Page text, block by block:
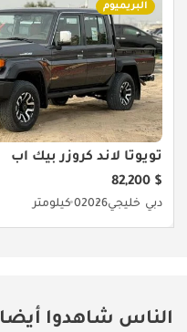
البريميوم
تويوتا لاند كروزر بيك آب
$ 82,200
دبي خليجي20260 كيلومتر
الناس شاهدوا أيضا